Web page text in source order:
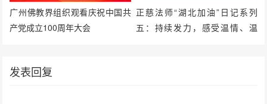
广州佛教界组织观看庆祝中国共
产党成立100周年大会
正慈法师“湖北加油”日记系列
五：持续发力，感受温情、温
发表回复